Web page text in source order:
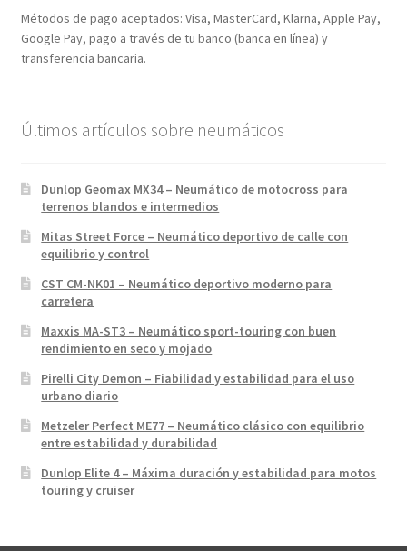
Métodos de pago aceptados: Visa, MasterCard, Klarna, Apple Pay,
Google Pay, pago a través de tu banco (banca en línea) y
transferencia bancaria.
Últimos artículos sobre neumáticos
Dunlop Geomax MX34 – Neumático de motocross para
terrenos blandos e intermedios
Mitas Street Force – Neumático deportivo de calle con
equilibrio y control
CST CM-NK01 – Neumático deportivo moderno para
carretera
Maxxis MA-ST3 – Neumático sport-touring con buen
rendimiento en seco y mojado
Pirelli City Demon – Fiabilidad y estabilidad para el uso
urbano diario
Metzeler Perfect ME77 – Neumático clásico con equilibrio
entre estabilidad y durabilidad
Dunlop Elite 4 – Máxima duración y estabilidad para motos
touring y cruiser